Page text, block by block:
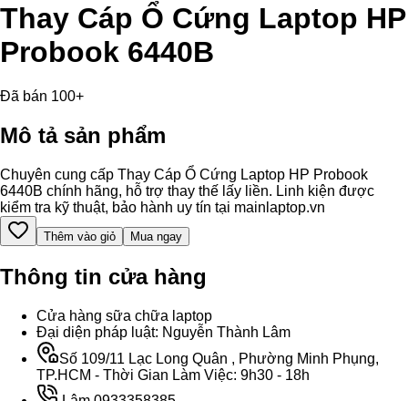
Thay Cáp Ổ Cứng Laptop HP
Probook 6440B
Đã bán 100+
Mô tả sản phẩm
Chuyên cung cấp Thay Cáp Ổ Cứng Laptop HP Probook
6440B chính hãng, hỗ trợ thay thế lấy liền. Linh kiện được
kiểm tra kỹ thuật, bảo hành uy tín tại mainlaptop.vn
Thêm vào giỏ Mua ngay
Thông tin cửa hàng
Cửa hàng sữa chữa laptop
Đại diện pháp luật: Nguyễn Thành Lâm
Số 109/11 Lạc Long Quân , Phường Minh Phụng,
TP.HCM - Thời Gian Làm Việc: 9h30 - 18h